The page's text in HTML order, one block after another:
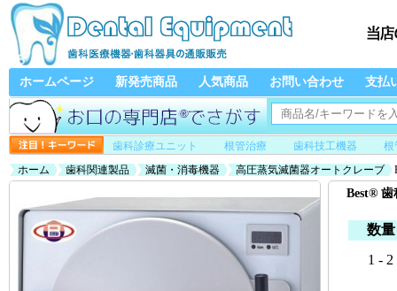
ホームページ 新発売商品 人気商品 お問い合わせ 支払
歯科診療ユニット 根管治療 歯科技工機器
根
ホーム
歯科関連製品 滅菌・消毒機器 高圧蒸気滅菌器オートクレーブ
Best® 歯
数量
1 - 2